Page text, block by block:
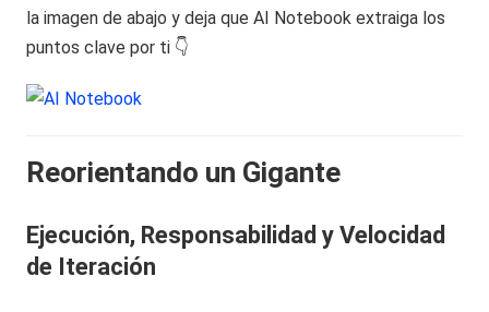
la imagen de abajo y deja que AI Notebook extraiga los
puntos clave por ti 👇
Reorientando un Gigante
Ejecución, Responsabilidad y Velocidad
de Iteración